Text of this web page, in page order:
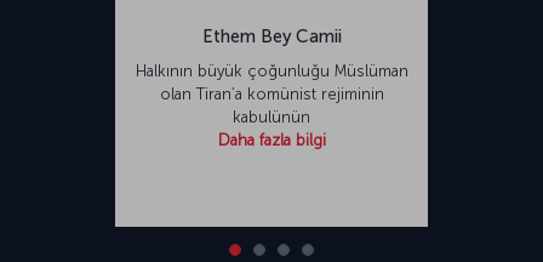
Ethem Bey Camii
Halkının büyük çoğunluğu Müslüman
olan Tiran’a komünist rejiminin
kabulünün
Daha fazla bilgi